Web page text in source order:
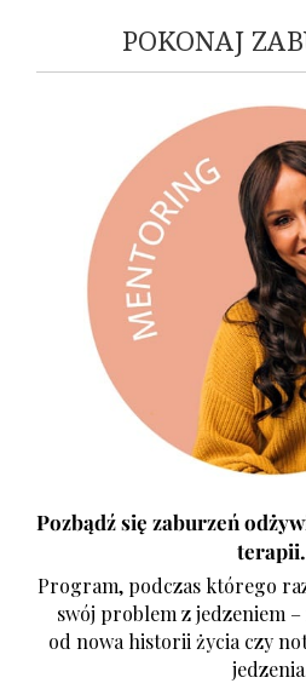
POKONAJ
Pozbądź się zaburzeń
terapii.
Program, podczas którego
swój problem z jedzeniem
od nowa historii życia czy